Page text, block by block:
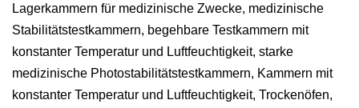
Lagerkammern für medizinische Zwecke, medizinische
Stabilitätstestkammern, begehbare Testkammern mit
konstanter Temperatur und Luftfeuchtigkeit, starke
medizinische Photostabilitätstestkammern, Kammern mit
konstanter Temperatur und Luftfeuchtigkeit, Trockenöfen,